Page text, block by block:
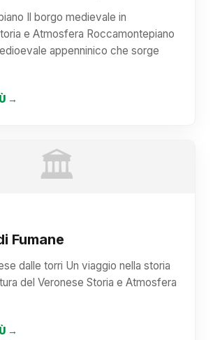
Il borgo medievale in
e Atmosfera Roccamontepiano
appenninico che sorge
→
🏛️
Fumane
dalle torri Un viaggio nella storia
del Veronese Storia e Atmosfera
→